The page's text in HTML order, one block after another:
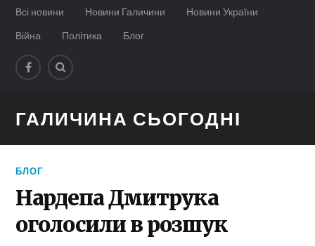
Всі новини Новини Галичини
Новини України
Війна
Політика Блог
ГАЛИЧИНА СЬОГОДНІ
БЛОГ
Нардепа Дмитрука
оголосили в розшук